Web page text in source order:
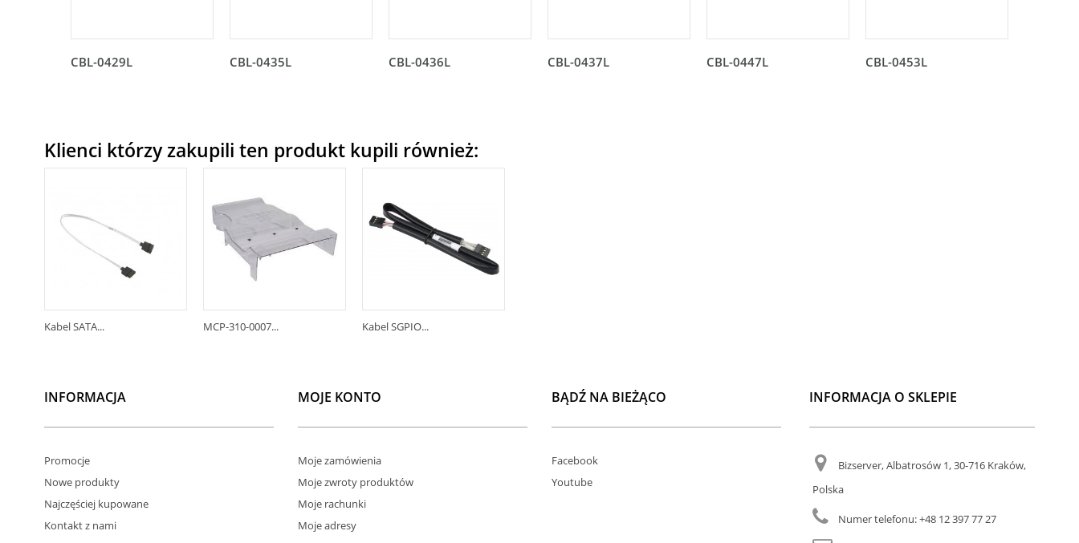
CBL-0429L CBL-0435L CBL-0436L CBL-0437L CBL-0447L CBL-0453L
Klienci którzy zakupili ten produkt kupili również:
Kabel SATA... MCP-310-0007... Kabel SGPIO...
INFORMACJA
Promocje
Nowe produkty
Najczęściej kupowane
Kontakt z nami
MOJE KONTO
Moje zamówienia
Moje zwroty produktów
Moje rachunki
Moje adresy
BĄDŹ NA BIEŻĄCO
Facebook
Youtube
INFORMACJA O SKLEPIE
Bizserver, Albatrosów 1, 30-716 Kraków,
Polska
Numer telefonu:+48 12 397 77 27